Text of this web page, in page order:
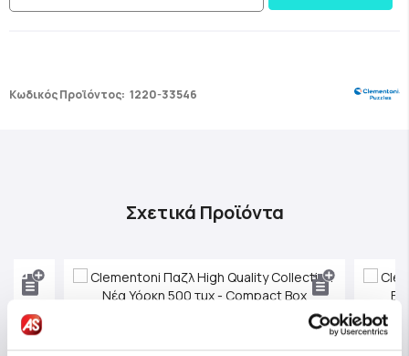
Κωδικός Προϊόντος: 1220-33546
Σχετικά Προϊόντα